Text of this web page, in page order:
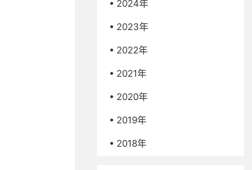
• 2024年
• 2023年
• 2022年
• 2021年
• 2020年
• 2019年
• 2018年